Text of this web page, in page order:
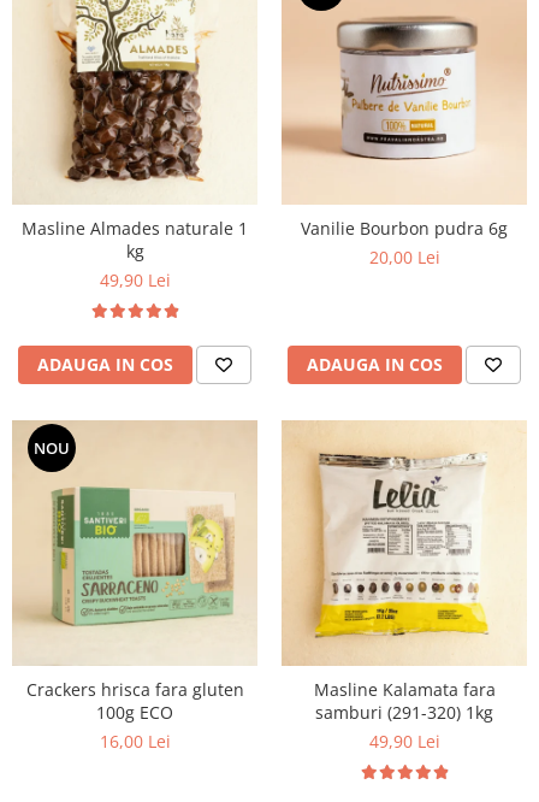
Masline Almades naturale 1
kg
49,90 Lei
ADAUGA IN COS
Vanilie Bourbon pudra 6g
20,00 Lei
ADAUGA IN COS
NOU
Crackers hrisca fara gluten
100g ECO
16,00 Lei
Masline Kalamata fara
samburi (291-320) 1kg
49,90 Lei